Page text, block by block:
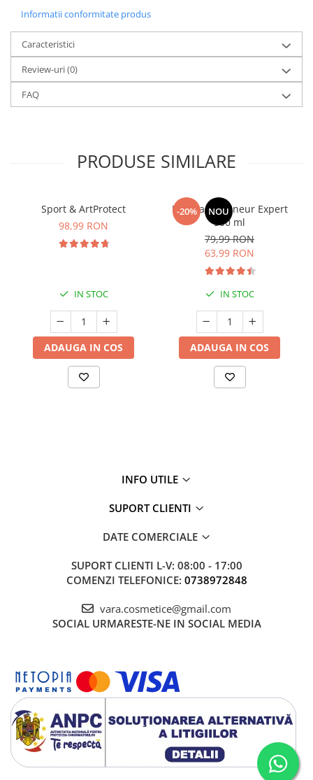
Informatii conformitate produs
Caracteristici
Review-uri(0)
FAQ
PRODUSE SIMILARE
Sport & ArtProtect
98,99 RON
IN STOC
ADAUGA IN COS
-20% NOU
Manhaē Draineur Expert
500 ml
79,99 RON
63,99 RON
IN STOC
ADAUGA IN COS
INFO UTILE
SUPORT CLIENTI
DATE COMERCIALE
SUPORT CLIENTI L-V: 08:00 - 17:00
COMENZI TELEFONICE: 0738972848
vara.cosmetice@gmail.com
SOCIAL URMARESTE-NE IN SOCIAL MEDIA